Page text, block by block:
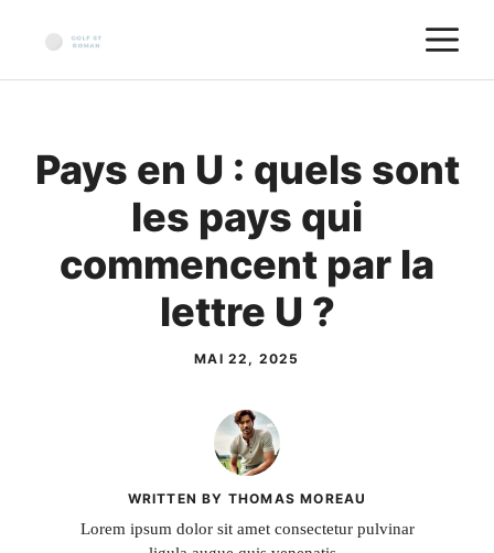
contenu
Pays en U : quels sont
les pays qui
commencent par la
lettre U ?
MAI 22, 2025
WRITTEN BY THOMAS MOREAU
Lorem ipsum dolor sit amet consectetur pulvinar